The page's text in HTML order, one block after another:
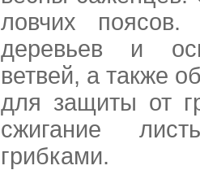
ловчих поясов.
деревьев и
ветвей, а также
для защиты от
сжигание
грибками.